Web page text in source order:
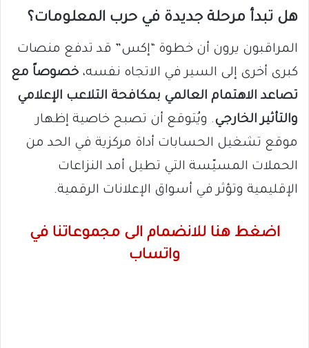
هل تبدأ مرحلة جديدة في حرب المعلومات؟
المراقبون يرون أن خطوة “إكس” قد تدفع منصات
كبرى أخرى إلى السير في الاتجاه نفسه، خصوصاً مع
تصاعد الاهتمام العالمي بمكافحة التلاعب الإعلامي
والتأثير الخارجي. ويُتوقع أن تصبح خاصية إظهار
موقع تشغيل الحسابات أداة مركزية في الحد من
الحملات المسيّسة التي تطيل أمد النزاعات
الإقليمية وتؤثر في أسواق الإعلانات الرقمية.
اضغط هنا للانضمام الى مجموعاتنا في
واتساب